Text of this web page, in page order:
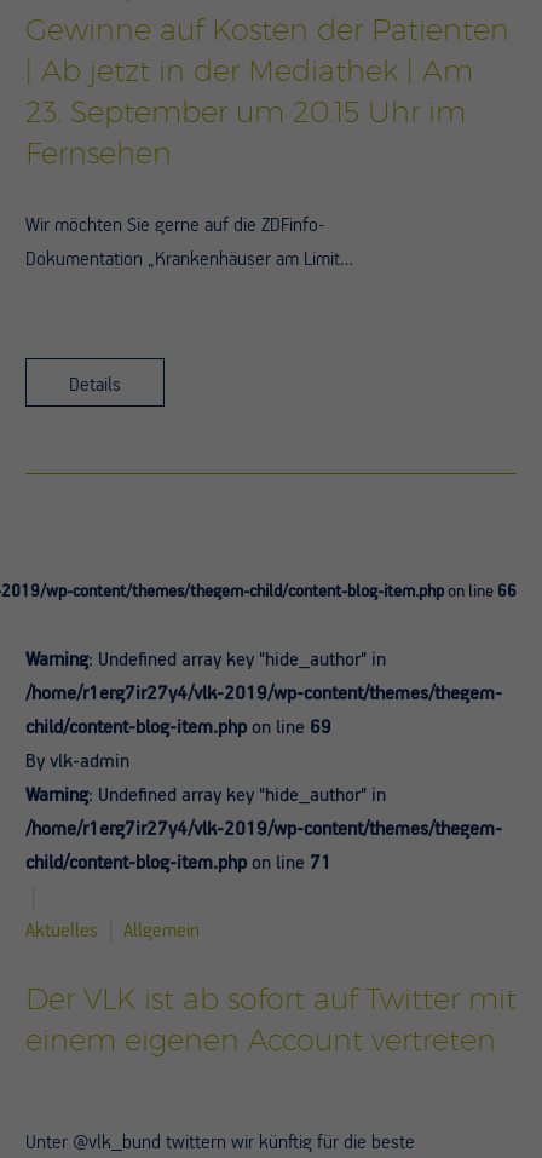
Gewinne auf Kosten der Patienten
| Ab jetzt in der Mediathek | Am
23. September um 20.15 Uhr im
Fernsehen
Wir möchten Sie gerne auf die ZDFinfo-
Dokumentation „Krankenhäuser am Limit…
Details
wp-content/themes/thegem-child/content-blog-item.php on line 66
Warning: Undefined array key "hide_author" in
/home/r1erg7ir27y4/vlk-2019/wp-content/themes/thegem-
child/content-blog-item.php on line 69
By vlk-admin
Warning: Undefined array key "hide_author" in
/home/r1erg7ir27y4/vlk-2019/wp-content/themes/thegem-
child/content-blog-item.php on line 71
Aktuelles Allgemein
Der VLK ist ab sofort auf Twitter mit
einem eigenen Account vertreten
Unter @vlk_bund twittern wir künftig für die beste